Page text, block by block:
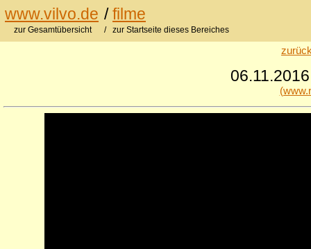
www.vilvo.de /filme
zur Gesamtübersicht / zur Startseite dieses Bereiches